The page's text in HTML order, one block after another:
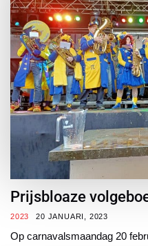
Prijsbloaze
2023 20 JANUARI, 2023
Op carnavalsmaandag 20